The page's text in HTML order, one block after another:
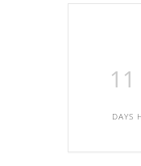
11
DAYS